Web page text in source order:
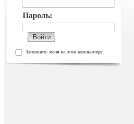
Пароль:
Запомнить меня на этом компьютере